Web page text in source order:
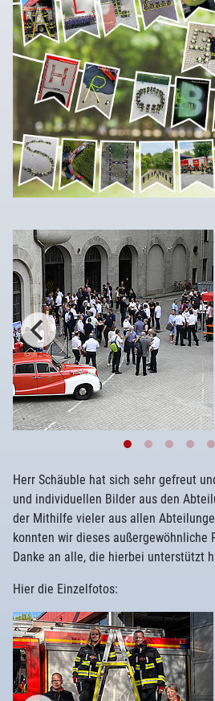
Herr Schäuble hat sich sehr gefreut
und individuellen Bilder aus den
der Mithilfe vieler aus allen
konnten wir dieses außergewöhnliche
Danke an alle, die hierbei unterstützt
Hier die Einzelfotos: